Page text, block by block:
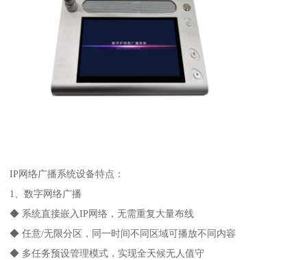
IP网络广播系统设备特点：
1、数字网络广播
◆ 系统直接嵌入IP网络，无需重复大量布线
◆ 任意/无限分区，同一时间不同区域可播放不同内容
◆ 多任务预设管理模式，实现全天候无人值守